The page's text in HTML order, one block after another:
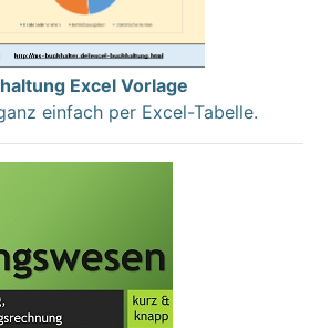
Excel Vorlage
einfach per Excel-Tabelle.